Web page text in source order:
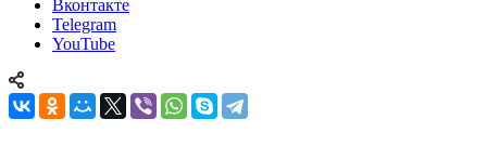
Вконтакте
Telegram
YouTube